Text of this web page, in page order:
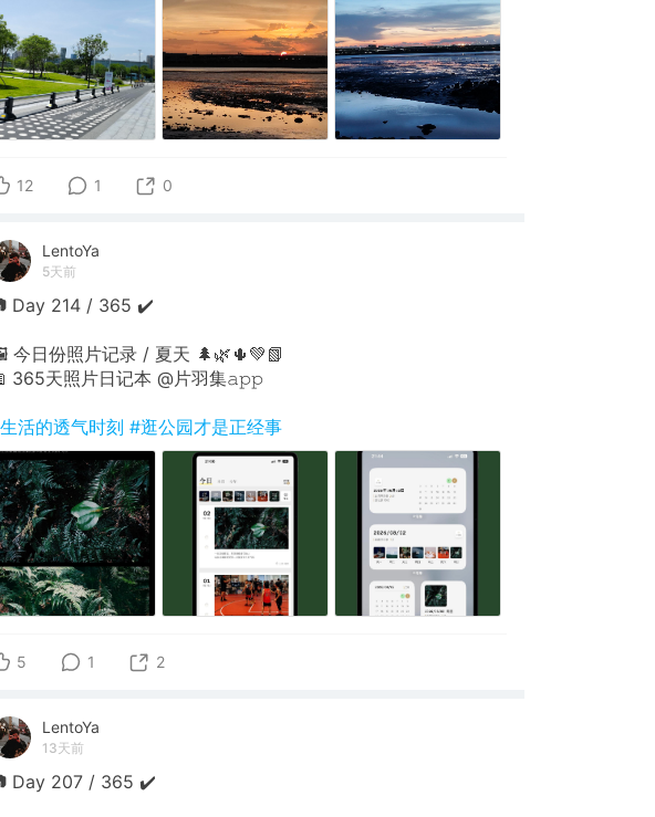
12 1 0
LentoYa
5天前
Day 214 / 365 ✔️
今日份照片记录 / 夏天 🌲🌿🌵💚📗
365天照片日记本 @片羽集𝚊𝚙𝚙
活的透气时刻 #逛公园才是正经事
5 1 2
LentoYa
13天前
Day 207 / 365 ✔️